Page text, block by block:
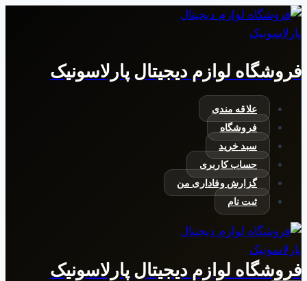
بازگشت
به
فروشگاه لوازم دیجیتال پارلاسونیک
علاقه مندی
فروشگاه
سبد خرید
حساب کاربری
گزارش وفاداری من
ثبت نام
فروشگاه لوازم دیجیتال پارلاسونیک